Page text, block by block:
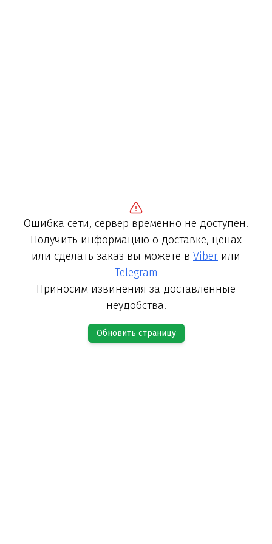
Ошибка сети, сервер временно не доступен.
Получить информацию о доставке, ценах
или сделать заказ вы можете в Viber или
Telegram
Приносим извинения за доставленные
неудобства!
Обновить страницу